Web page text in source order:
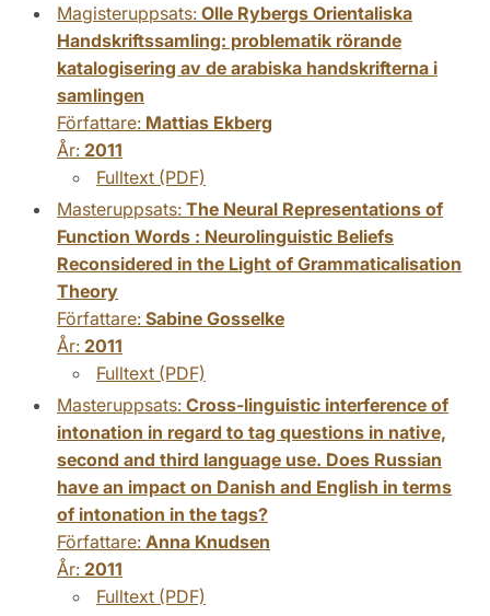
Magisteruppsats: Olle Rybergs Orientaliska
Handskriftssamling: problematik rörande
katalogisering av de arabiska handskrifterna i
samlingen
Författare: Mattias Ekberg
År: 2011
Fulltext (PDF)
Masteruppsats: The Neural Representations of
Function Words : Neurolinguistic Beliefs
Reconsidered in the Light of Grammaticalisation
Theory
Författare: Sabine Gosselke
År: 2011
Fulltext (PDF)
Masteruppsats: Cross-linguistic interference of
intonation in regard to tag questions in native,
second and third language use. Does Russian
have an impact on Danish and English in terms
of intonation in the tags?
Författare: Anna Knudsen
År: 2011
Fulltext (PDF)